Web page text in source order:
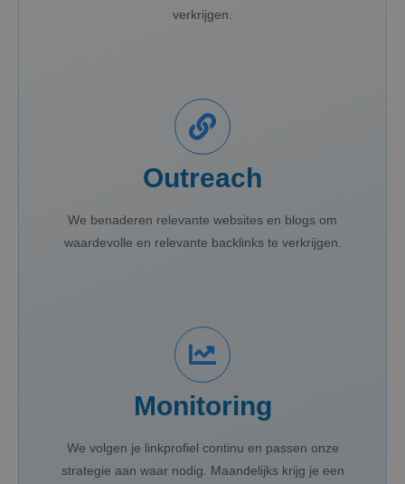
verkrijgen.
Outreach
We benaderen relevante websites en blogs om
waardevolle en relevante backlinks te verkrijgen.
Monitoring
We volgen je linkprofiel continu en passen onze
strategie aan waar nodig. Maandelijks krijg je een